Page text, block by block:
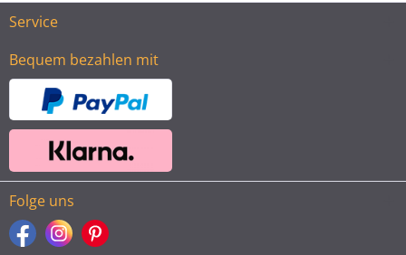
Service
Bequem bezahlen mit
Folge uns